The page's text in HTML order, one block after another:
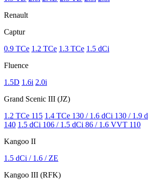
Renault
Captur
0.9 TCe 1.2 TCe 1.3 TCe 1.5 dCi
Fluence
1.5D 1.6i 2.0i
Grand Scenic III (JZ)
1.2 TCe 115 1.4 TCe 130 / 1.6 dCi 130 / 1.9
140 1.5 dCi 106 / 1.5 dCi 86 / 1.6 VVT 110
Kangoo II
1.5 dCi / 1.6 / ZE
Kangoo III (RFK)